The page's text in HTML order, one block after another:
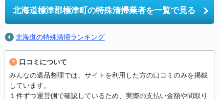
北海道標津郡標津町の特殊清掃業者を一覧で見る
北海道の特殊清掃ランキング
口コミについて
みんなの遺品整理では、サイトを利用した方の口コミのみを掲載
しています。
１件ずつ運営側で確認しているため、実際の支払い金額や間取り